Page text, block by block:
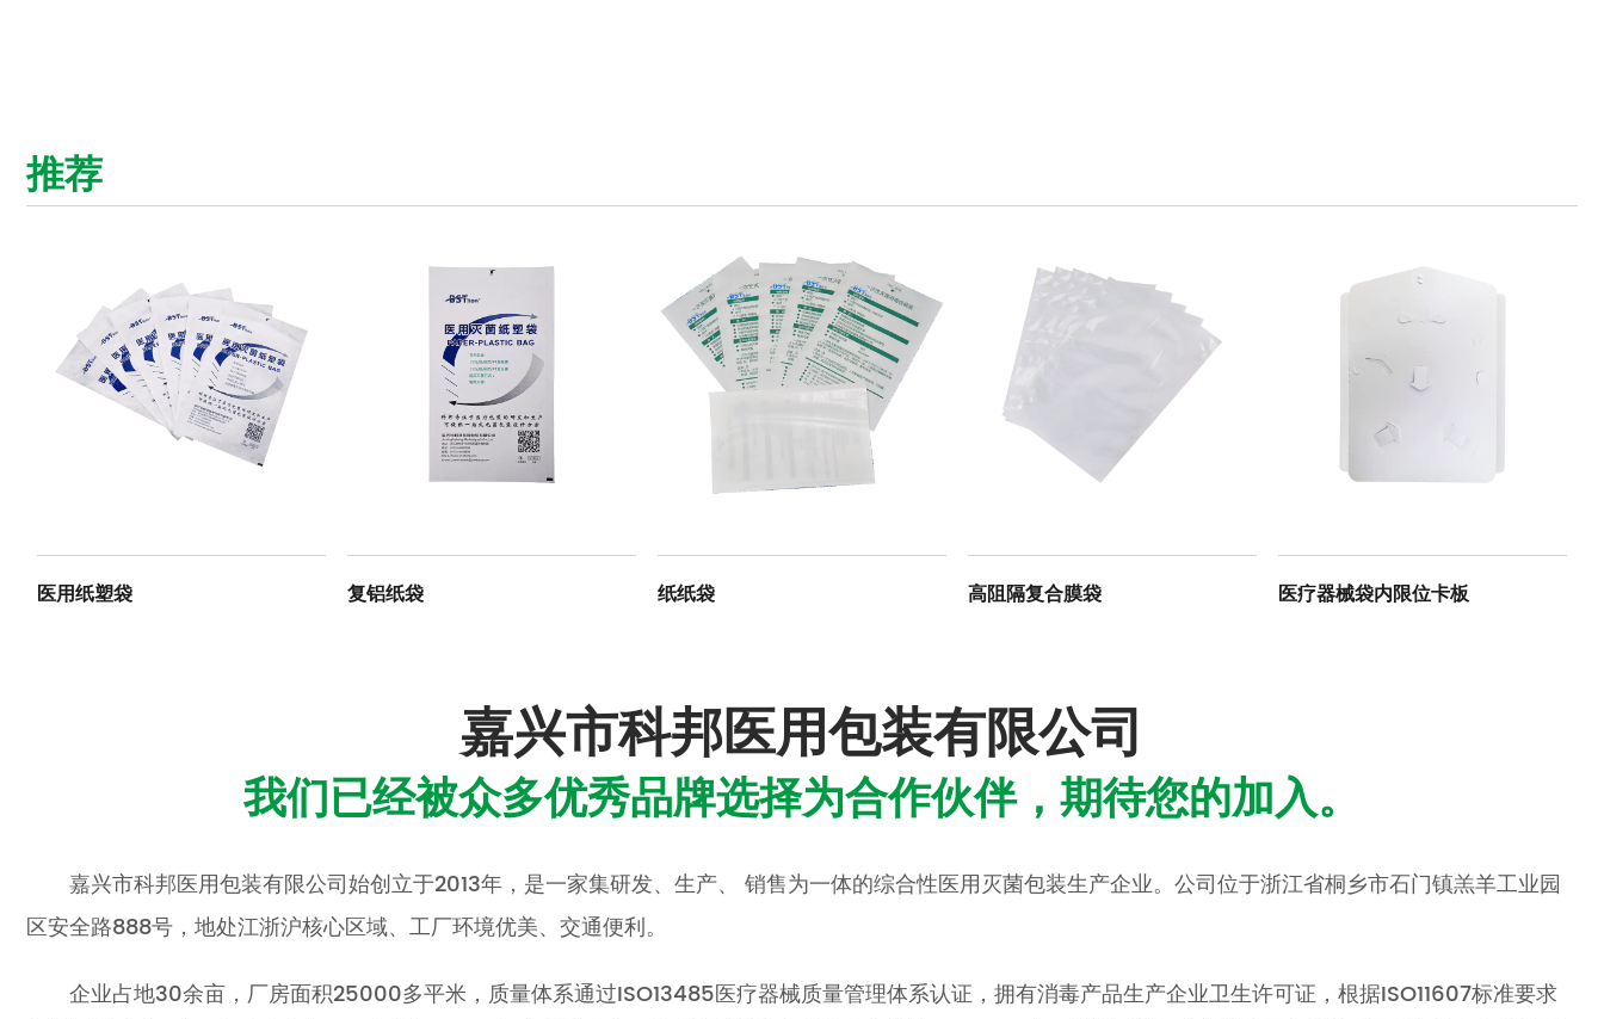
推荐
医用纸塑袋 复铝纸袋 纸纸袋 高阻隔复合膜袋 医疗器械袋内限位卡板
嘉兴市科邦医用包装有限公司
我们已经被众多优秀品牌选择为合作伙伴，期待您的加入。
嘉兴市科邦医用包装有限公司始创立于2013年，是一家集研发、生产、 销售为一体的综合性医用灭菌包装生产企业。公司位于浙江省桐乡市石门镇羔羊工业园
区安全路888号，地处江浙沪核心区域、工厂环境优美、交通便利。
企业占地30余亩，厂房面积25000多平米，质量体系通过ISO13485医疗器械质量管理体系认证，拥有消毒产品生产企业卫生许可证，根据ISO11607标准要求